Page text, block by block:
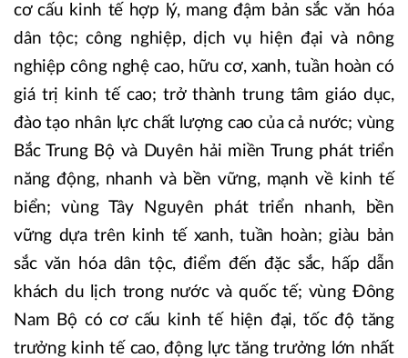
cơ cấu kinh tế hợp lý, mang đậm bản sắc văn hóa
dân tộc; công nghiệp, dịch vụ hiện đại và nông
nghiệp công nghệ cao, hữu cơ, xanh, tuần hoàn có
giá trị kinh tế cao; trở thành trung tâm giáo dục,
đào tạo nhân lực chất lượng cao của cả nước; vùng
Bắc Trung Bộ và Duyên hải miền Trung phát triển
năng động, nhanh và bền vững, mạnh về kinh tế
biển; vùng Tây Nguyên phát triển nhanh, bền
vững dựa trên kinh tế xanh, tuần hoàn; giàu bản
sắc văn hóa dân tộc, điểm đến đặc sắc, hấp dẫn
khách du lịch trong nước và quốc tế; vùng Đông
Nam Bộ có cơ cấu kinh tế hiện đại, tốc độ tăng
trưởng kinh tế cao, động lực tăng trưởng lớn nhất